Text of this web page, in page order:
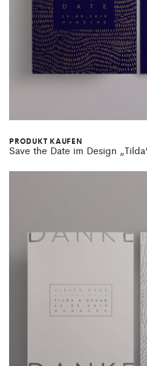
PRODUKT KAUFEN
Save the Date im Design